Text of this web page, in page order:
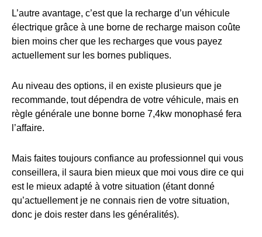
L’autre avantage, c’est que la recharge d’un véhicule
électrique grâce à une borne de recharge maison coûte
bien moins cher que les recharges que vous payez
actuellement sur les bornes publiques.
Au niveau des options, il en existe plusieurs que je
recommande, tout dépendra de votre véhicule, mais en
règle générale une bonne borne 7,4kw monophasé fera
l’affaire.
Mais faites toujours confiance au professionnel qui vous
conseillera, il saura bien mieux que moi vous dire ce qui
est le mieux adapté à votre situation (étant donné
qu’actuellement je ne connais rien de votre situation,
donc je dois rester dans les généralités).